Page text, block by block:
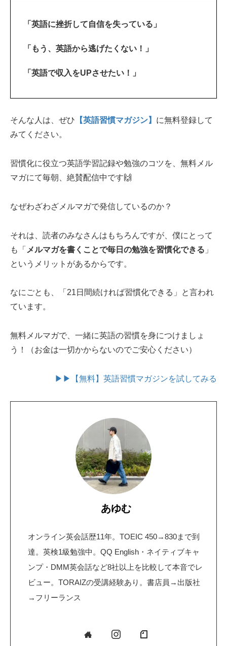
「英語に挫折して自信を失っている」
「もう、英語から逃げたくない！」
「英語で収入をUPさせたい！」
そんな人は、ぜひ 【英語習慣マガジン】 に無料登録して
みてください。
習慣化に役立つ英語学習記録や勉強のコツを、無料メル
マガにて毎朝、絶賛配信中です🙌
なぜわざわざメルマガで発信しているのか？
それは、読者のみなさんはもちろんですが、僕にとって
も「 メルマガを書くことで毎日の勉強を習慣化できる 」
というメリットがあるからです。
なにごとも、「21日間続ければ習慣化できる」と言われ
ています。
無料メルマガで、一緒に英語の習慣を身につけましょ
う！（お金は一切かからないのでご安心ください）
▶▶【無料】英語習慣マガジンを試してみる
あゆむ
オンライン英会話歴11年。TOEIC 450→830まで到
達。英検1級勉強中。QQ English・ネイティブキャ
ンプ・DMM英会話など8社以上を比較して本音でレ
ビュー。TORAIZの受講経験あり。書店員→出版社
→フリーランス